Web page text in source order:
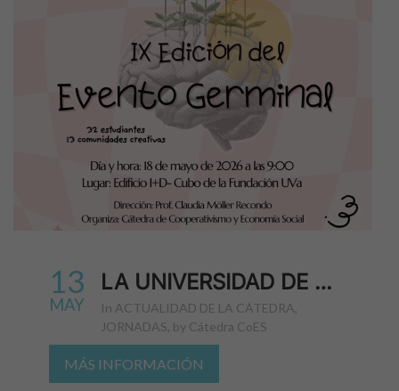
13
MAY
LA UNIVERSIDAD DE VALLADOLID CELEBRA LA IX EDICIÓN DEL EVENTO GERMINAL DE EMPRENDIMIENTO SOCIAL
in ACTUALIDAD DE LA CÁTEDRA
JORNADAS by Cátedra CoES
MÁS INFORMACIÓN